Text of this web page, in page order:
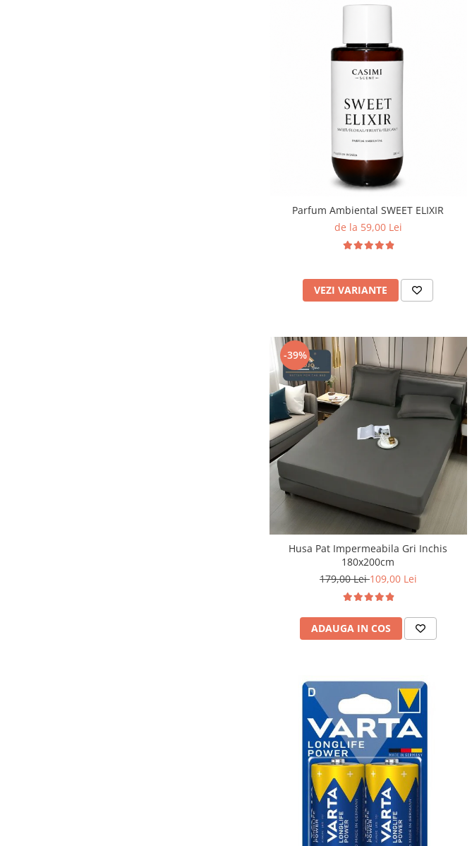
Parfum Ambiental SWEET ELIXIR
de la 59,00 Lei
VEZI VARIANTE
-39%
Husa Pat Impermeabila Gri Inchis
180x200cm
179,00 Lei109,00 Lei
ADAUGA IN COS